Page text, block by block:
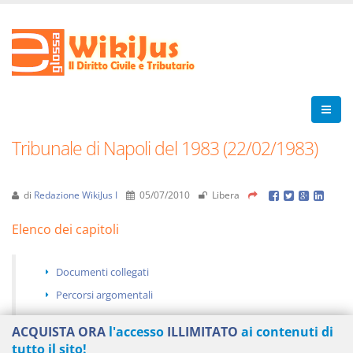
Tribunale di Napoli del 1983 (22/02/1983)
di Redazione WikiJus I 05/07/2010 Libera
Elenco dei capitoli
Documenti collegati
Percorsi argomentali
ACQUISTA ORA l'accesso ILLIMITATO ai contenuti di
tutto il sito!